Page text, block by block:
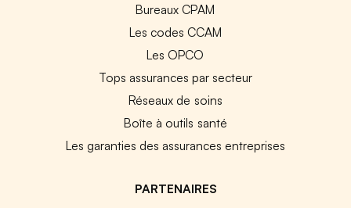
Bureaux CPAM
Les codes CCAM
Les OPCO
Tops assurances par secteur
Réseaux de soins
Boîte à outils santé
Les garanties des assurances entreprises
PARTENAIRES